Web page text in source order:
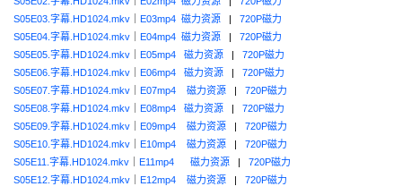
S05E03.字幕.HD1024.mkv
E03mp4 磁力资源 | 720P磁力
S05E04.字幕.HD1024.mkv
E04mp4 磁力资源 | 720P磁力
S05E05.字幕.HD1024.mkv
E05mp4 磁力资源 | 720P磁力
S05E06.字幕.HD1024.mkv
E06mp4 磁力资源 | 720P磁力
S05E07.字幕.HD1024.mkv
E07mp4 磁力资源 | 720P磁力
S05E08.字幕.HD1024.mkv
E08mp4 磁力资源 | 720P磁力
S05E09.字幕.HD1024.mkv
E09mp4 磁力资源 | 720P磁力
S05E10.字幕.HD1024.mkv
E10mp4 磁力资源 | 720P磁力
S05E11.字幕.HD1024.mkv
E11mp4 磁力资源 | 720P磁力
S05E12.字幕.HD1024.mkv
E12mp4 磁力资源 | 720P磁力